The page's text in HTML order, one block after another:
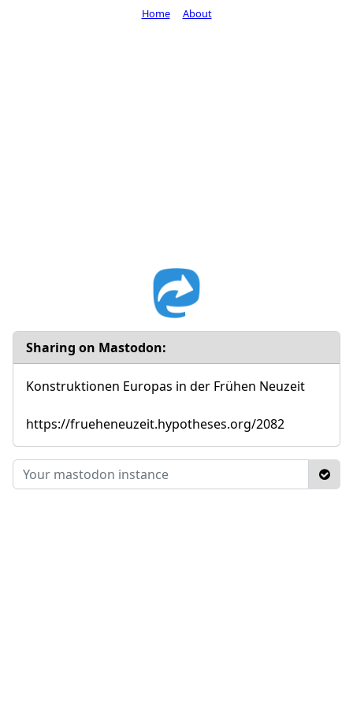
Sharing on Mastodon:
Konstruktionen Europas in der Frühen Neuzeit
https://frueheneuzeit.hypotheses.org/2082
Home About